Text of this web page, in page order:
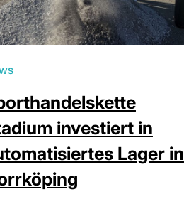
investiert in
Lager in